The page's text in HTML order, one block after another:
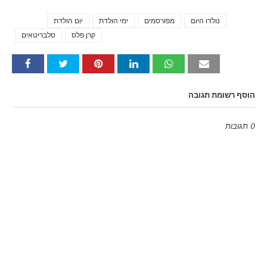
יום הולדת ימי הולדת מפורסמים
נולדו היום
סלבריטאים
קרן פלס
הוסף רשומת תגובה
0 תגובות